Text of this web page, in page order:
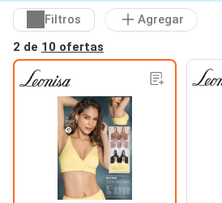
Filtros
Agregar
2 de 10 ofertas